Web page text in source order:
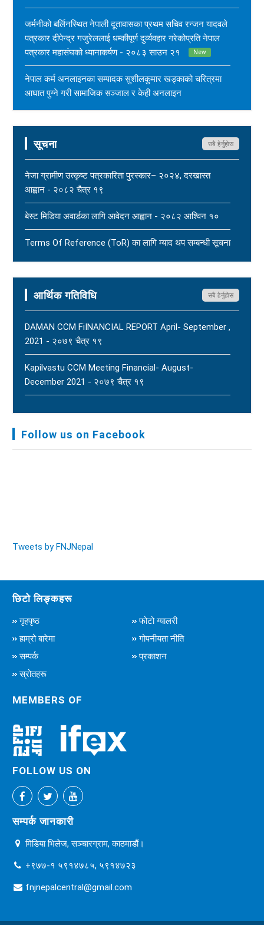
जर्मनीको बर्लिनस्थित नेपाली दूतावासका प्रथम सचिव रन्जन यादवले
पत्रकार दीपेन्द्र गजुरेललाई धम्कीपूर्ण दुर्व्यवहार गरेकोप्रति नेपाल
पत्रकार महासंघको ध्यानाकर्षण - २०८३ साउन २१
New
नेपाल कर्म अनलाइनका सम्पादक सुशीलकुमार खड्काको चरित्रमा
आघात पुग्ने गरी सामाजिक सञ्जाल र केही अनलाइन
महासंघ बैतडी शाखाका अध्यक्ष नरिदत्त बडुलाई पितृशोक परेको दुःखद्
खबरले नेपाल पत्रकार महासंघ स्तब्ध र दुःखी - २०८३ साउन १७
New
धार्मिक सहिष्णुता, सामाजिक सद्भाव र शान्ति कायम राख्न नेपाल
पत्रकार महासंघको आग्रह - २०८३ साउन १५
New
सूचना सबै हेर्नुहोस
नेजा ग्रामीण उत्कृष्ट पत्रकारिता पुरस्कार– २०२४, दरखास्त
आह्वान - २०८२ चैत्र १९
बेस्ट मिडिया अवार्डका लागि आवेदन आह्वान - २०८२ आश्विन १०
Terms Of Reference (ToR) का लागि म्याद थप सम्बन्धी सूचना
आर्थिक गतिविधि सबै हेर्नुहोस
DAMAN CCM FiINANCIAL REPORT April- September ,
2021 - २०७९ चैत्र १९
Kapilvastu CCM Meeting Financial- August-
December 2021 - २०७९ चैत्र १९
Audit Report FY-2076-077 - २०७७ कार्तिक २३
Follow us on Facebook
Tweets by FNJNepal
छिटो लिङ्कहरू
गृहपृष्ठ
फोटो ग्यालरी
हाम्रो बारेमा
गोपनीयता नीति
सम्पर्क
प्रकाशन
स्रोतहरू
MEMBERS OF
FOLLOW US ON
सम्पर्क जानकारी
मिडिया भिलेज, सञ्चारग्राम, काठमाडौं।
+९७७-१ ५९१४७८५, ५९१४७२३
fnjnepalcentral@gmail.com